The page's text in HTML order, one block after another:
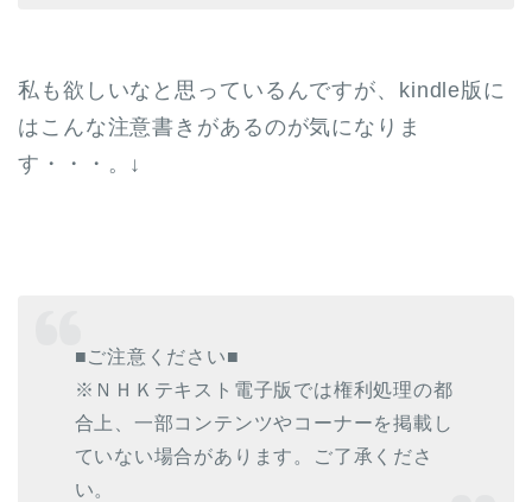
私も欲しいなと思っているんですが、kindle版に
はこんな注意書きがあるのが気になりま
す・・・。↓
■ご注意ください■
※ＮＨＫテキスト電子版では権利処理の都
合上、一部コンテンツやコーナーを掲載し
ていない場合があります。ご了承くださ
い。